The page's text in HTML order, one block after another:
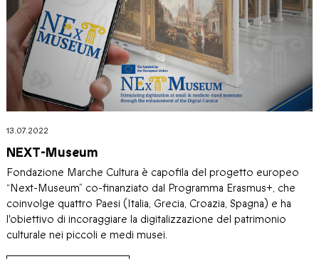
13.07.2022
NEXT-Museum
Fondazione Marche Cultura è capofila del progetto europeo
“Next-Museum” co-finanziato dal Programma Erasmus+, che
coinvolge quattro Paesi (Italia, Grecia, Croazia, Spagna) e ha
l'obiettivo di incoraggiare la digitalizzazione del patrimonio
culturale nei piccoli e medi musei.